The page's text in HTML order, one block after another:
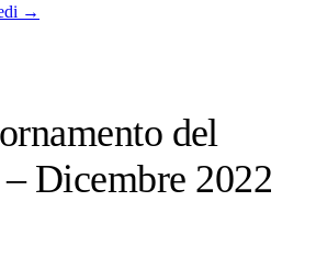
→
del
Dicembre 2022